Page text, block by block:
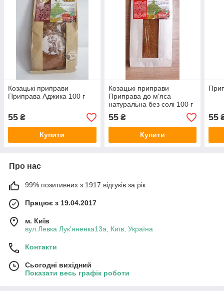
Козацькі приправи
Приправа Аджика 100 г
55 ₴
Купити
Козацькі приправи
Приправа до м'яса
натуральна без солі 100 г
55₴
Купити
55
Про нас
99% позитивних з 1917 відгуків за рік
Працює з 19.04.2017
м. Київ
вул.Левка Лук'яненка13а, Київ, Україна
Контакти
Сьогодні вихідний
Показати весь графік роботи